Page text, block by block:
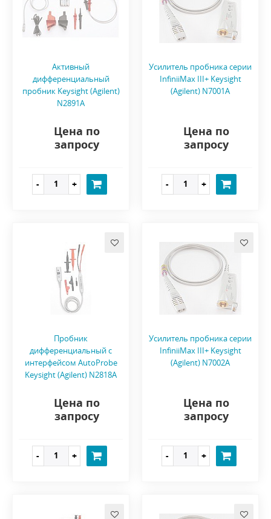
Активный
дифференциальный
пробник Keysight (Agilent)
N2891A
Цена по
запросу
Усилитель пробника серии
InfiniiMax III+ Keysight
(Agilent) N7001A
Цена по
запросу
Пробник
дифференциальный с
интерфейсом AutoProbe
Keysight (Agilent) N2818A
Цена по
запросу
Усилитель пробника серии
InfiniiMax III+ Keysight
(Agilent) N7002A
Цена по
запросу